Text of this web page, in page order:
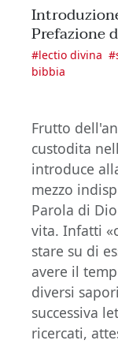
Prefazione
#lectio divina #
bibbia
Frutto
custodita
introduce
mezzo
Parola di
vita. Infatti
stare su di
avere il
diversi
successiva
ricercati,